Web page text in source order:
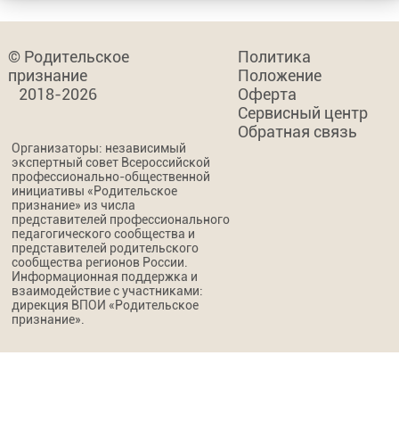
© Родительское
признание
2018-2026
Политика
Положение
Оферта
Сервисный центр
Обратная связь
Организаторы: независимый
экспертный совет Всероссийской
профессионально-общественной
инициативы «Родительское
признание» из числа
представителей профессионального
педагогического сообщества и
представителей родительского
сообщества регионов России.
Информационная поддержка и
взаимодействие с участниками:
дирекция ВПОИ «Родительское
признание».